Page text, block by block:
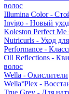
волос
Illumina Color -
Invigo - Новый
Koleston Perfect Me
Nutricurls - Уход
Performance -
Oil Reflections -
волос
Wella - Окислители
Wella°Plex -
True Grey - Для